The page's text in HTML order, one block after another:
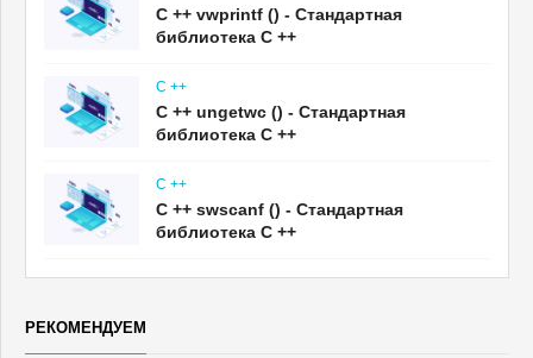
C ++ vwprintf () - Стандартная
библиотека C ++
C ++
C ++ ungetwc () - Стандартная
библиотека C ++
C ++
C ++ swscanf () - Стандартная
библиотека C ++
РЕКОМЕНДУЕМ